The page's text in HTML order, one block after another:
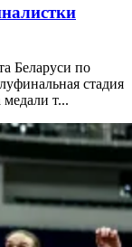
Беларуси по
стадия
т...